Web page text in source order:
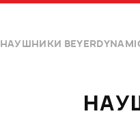
НАУШНИКИ